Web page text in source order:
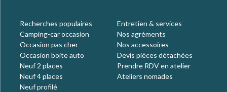
Recherches populaires
Camping-car occasion
Occasion pas cher
Occasion boite auto
Neuf 2 places
Neuf 4 places
Neuf profilé
Entretien & services
Nos agréments
Nos accessoires
Devis pièces détachées
Prendre RDV en atelier
Ateliers nomades